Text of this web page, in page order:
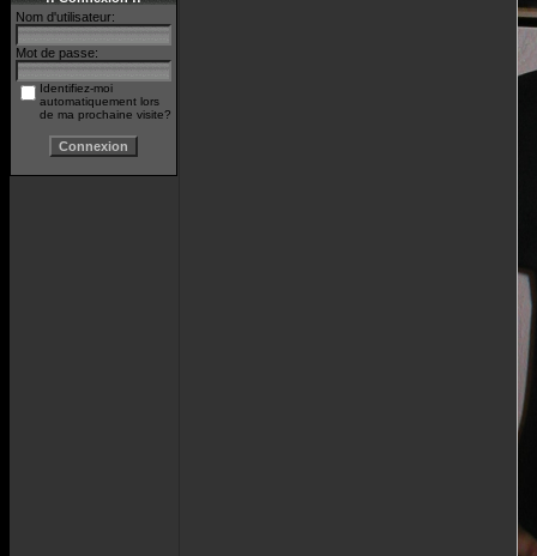
Nom d'utilisateur:
Mot de passe:
Identifiez-moi
automatiquement lors
de ma prochaine visite?